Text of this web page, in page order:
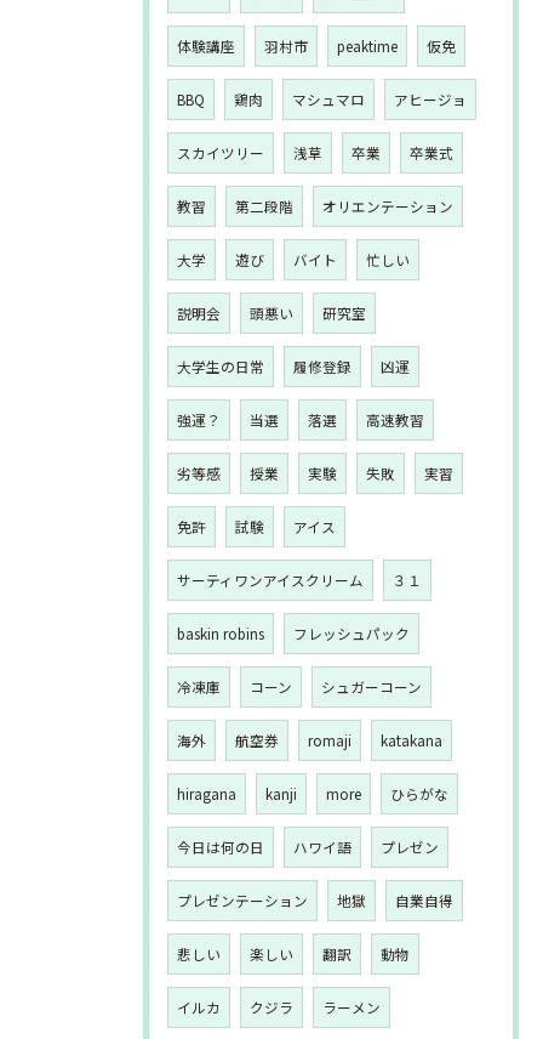
体験講座 羽村市 peaktime 仮免
BBQ 鶏肉 マシュマロ アヒージョ
スカイツリー 浅草 卒業 卒業式
教習 第二段階 オリエンテーション
大学 遊び バイト 忙しい
説明会 頭悪い 研究室
大学生の日常 履修登録 凶運
強運？ 当選 落選 高速教習
劣等感 授業 実験 失敗 実習
免許 試験 アイス
サーティワンアイスクリーム ３１
baskin robins フレッシュパック
冷凍庫 コーン シュガーコーン
海外 航空券 romaji katakana
hiragana kanji more ひらがな
今日は何の日 ハワイ語 プレゼン
プレゼンテーション 地獄 自業自得
悲しい 楽しい 翻訳 動物
イルカ クジラ ラーメン